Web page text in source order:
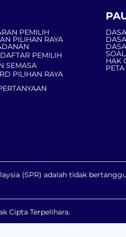
PEMILIH
PILIHAN RAYA
PEMILIH
SEMASA
PILIHAN RAYA
HAK
(SPR) adalah tidak
Cipta Terpelihara.